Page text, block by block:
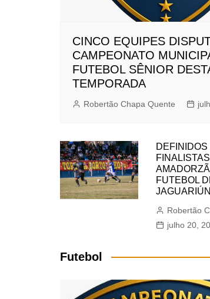
CINCO EQUIPES
CAMPEONATO
FUTEBOL SÊNIOR
TEMPORADA
Robertão Chapa Quente
DEFINIDOS
FUTEBOL
Robertão
julho 20,
Futebol